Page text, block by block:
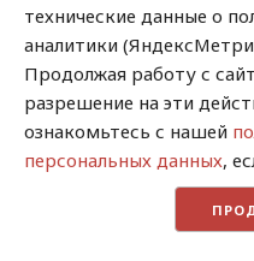
Успех
Хватит это терпеть
технические данные о
аналитики
Продолжая работу с
разрешение на эти
ознакомьтесь с нашей
персональных данных,